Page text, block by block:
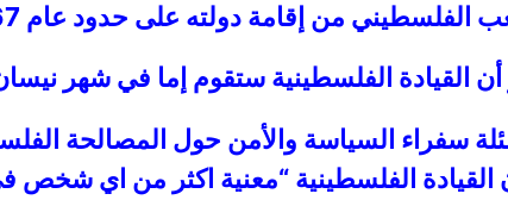
إقامة دولته على حدود عام 1967، تعيش جنبا الى جنب مع اسرائيل في أمن وسلام”.
القيادة الفلسطينية ستقوم إما في شهر
سفراء السياسة والأمن حول المصالحة
القيادة الفلسطينية “معنية اكثر من اي